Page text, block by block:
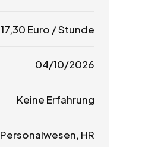
17,30 Euro / Stunde
04/10/2026
Keine Erfahrung
Personalwesen, HR